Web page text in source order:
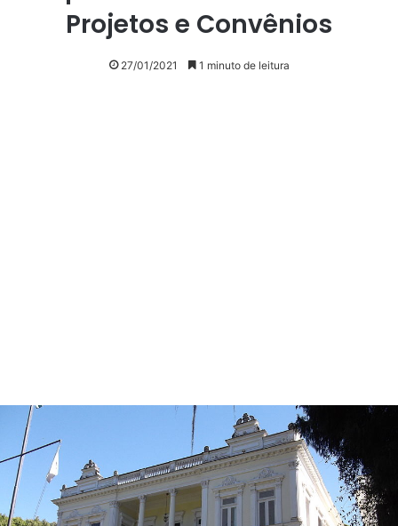
Projetos e Convênios
27/01/2021 1 minuto de leitura